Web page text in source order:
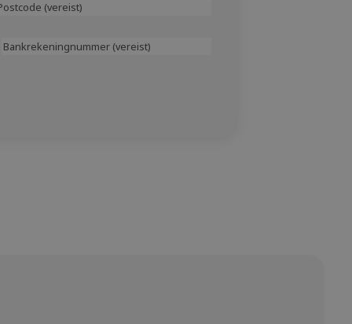
Bankrekeningnummer(Vereist)